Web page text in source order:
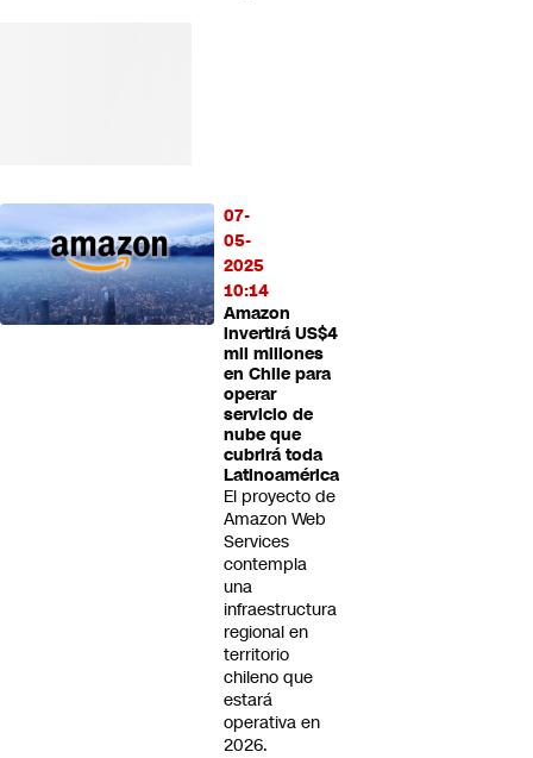
07-
05-
2025
10:14
Amazon
invertirá US$4
mil millones
en Chile para
operar
servicio de
nube que
cubrirá toda
Latinoamérica
El proyecto de
Amazon Web
Services
contempla
una
infraestructura
regional en
territorio
chileno que
estará
operativa en
2026.